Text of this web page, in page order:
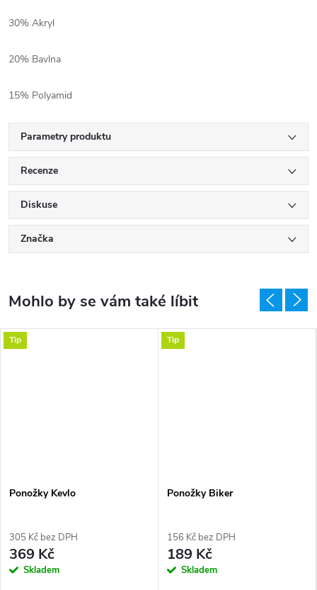
30% Akryl
20% Bavlna
15% Polyamid
Parametry produktu
Recenze
Diskuse
Značka
Tip
Ponožky Kevlo
305 Kč bez DPH
369 Kč
Skladem
Tip
Ponožky Biker
156 Kč bez DPH
189 Kč
Skladem